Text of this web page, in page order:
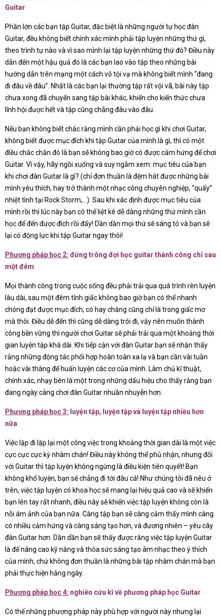
Guitar
Phần lớn các bạn tập Guitar, đặc biệt là những người tự học đàn
Guitar, đều không biết chính xác mình phải tập luyện những thứ gì,
theo trình tự nào và vì sao mình lại tập luyện những thứ đó? Điều này
dẫn đến một hậu quả đó là các bạn lao vào tập theo những bài
hướng dẫn trên mạng một cách vô tội vạ mà không biết mình “đang
đi đâu về đâu”. Nhất là các bạn lại thường tập rất vội vã, bài này tập
chưa xong đã chuyển sang tập bài khác, khiến cho kiến thức chưa
lĩnh hội được hết và tập cũng chẳng đâu vào đâu.
Nếu bạn không biết chắc rằng mình cần phải học gì khi chơi Guitar,
không biết được mục đích khi tập Guitar của mình là gì, thì có một
điều chắc chắn đó là bạn sẽ không bao giờ có được cảm hứng để chơi
Guitar. Vì vậy, hãy ngồi xuống và suy ngẫm xem: mục tiêu của bạn
khi chơi đàn Guitar là gì? (chỉ đơn thuần là đệm hát được những bài
mình yêu thích, hay trở thành một nhạc công chuyên nghiệp, “quẩy”
nhiệt tình tại Rock Storm,…). Sau khi xác định được mục tiêu của
mình rồi thì lúc này bạn có thể liệt kê dễ dàng những thứ mình cần
học để đến được đích rồi đấy! Dần dần mọi thứ sẽ sáng tỏ và bạn sẽ
lại có động lực khi tập Guitar ngay thôi!
Phương pháp học 2: đừng trông đợi học guitar thành công chỉ sau
một đêm
Mọi thành công trong cuộc sống đều phải trải qua quá trình rèn luyện
lâu dài, sau một đêm tỉnh giấc không bao giờ bạn có thể nhanh
chóng đạt được mục đích, có hay chăng cũng chỉ là trong giấc mơ
mà thôi. Điều dễ đến thì cũng dễ dàng trôi đi, vậy nên muốn thành
công bền vững thì người chơi Guitar sẽ phải trải qua một khoảng thời
gian luyện tập khá dài. Khi tiếp cận với đàn Guitar bạn sẽ nhận thấy
rằng những động tác phối hợp hoàn toàn xa lạ và bạn cần vài tuần
hoặc vài tháng để huấn luyện các cơ của mình. Làm chủ kĩ thuật,
chính xác, nhạy bén là một trong những dấu hiệu cho thấy rằng bạn
đang ngày càng chơi đàn Guitar nhuần nhuyễn hơn.
Phương pháp học 3: luyện tập, luyện tập và luyện tập nhiều hơn
nữa
Việc lặp đi lặp lại một công việc trong khoảng thời gian dài là một việc
cực cực cực kỳ nhàm chán! Điều này không thể phủ nhận, nhưng đối
với Guitar thì tập luyện không ngừng là điều kiện tiên quyết! Bạn
không khổ luyện, bạn sẽ chẳng đi tới đâu cả! Như chúng tôi đã nêu ở
trên, việc tập luyện có khoa học sẽ mang lại hiệu quả cao và sẽ khiến
bạn lên tay rất nhanh, điều này sẽ khiến việc tập luyện không còn là
nỗi ám ảnh của bạn nữa. Càng tập bạn sẽ càng cảm thấy mình càng
có nhiều cảm hứng và càng sáng tạo hơn, và đương nhiên – yêu cây
đàn Guitar hơn. Dần dần bạn sẽ thấy được rằng việc tập luyện Guitar
là để nâng cao kỹ năng và thỏa sức sáng tạo âm nhạc theo ý thích
của mình, chứ không đơn thuần là những bài tập nhàm chán mà bạn
phải thực hiện hằng ngày.
Phương pháp học 4: nghiên cứu kĩ về phương pháp học Guitar
Có thể những phương pháp này phù hợp với người này nhưng lại